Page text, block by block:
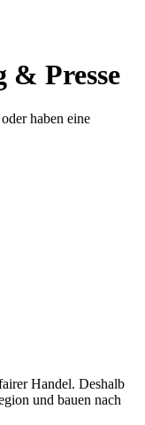
Presse
haben eine
Handel. Deshalb
und bauen nach